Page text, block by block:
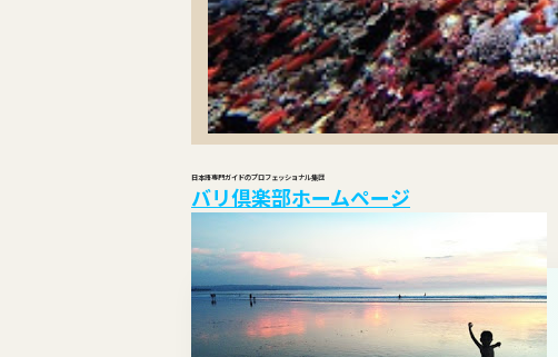
日本語専門ガイドのプロフェッショナル集団
バリ倶楽部ホームページ